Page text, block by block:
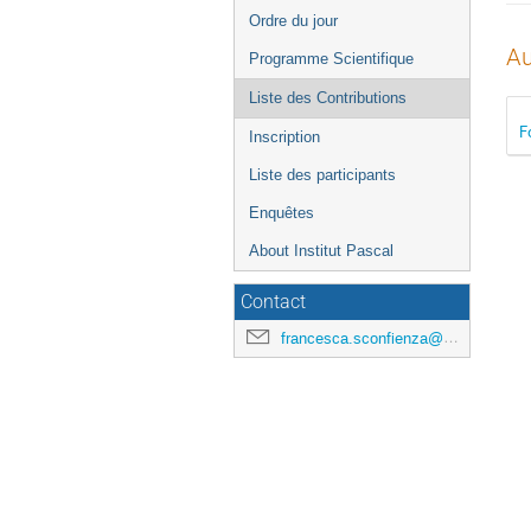
de
Ordre du jour
Programme Scientifique
Liste des Contributions
Inscription
Liste des participants
Enquêtes
About Institut Pascal
Contact
francesca.sconfienza@universite-paris-saclay.fr